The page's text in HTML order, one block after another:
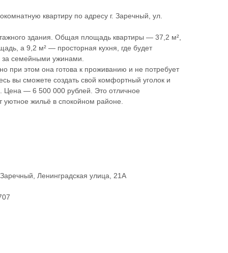
квартиру по адресу г. Заречный, ул.
здания. Общая площадь квартиры — 37,2 м²,
а 9,2 м² — просторная кухня, где будет
за семейными ужинами.
при этом она готова к проживанию и не потребует
вы сможете создать свой комфортный уголок и
Цена — 6 500 000 рублей. Это отличное
уютное жильё в спокойном районе.
Ленинградская улица, 21А